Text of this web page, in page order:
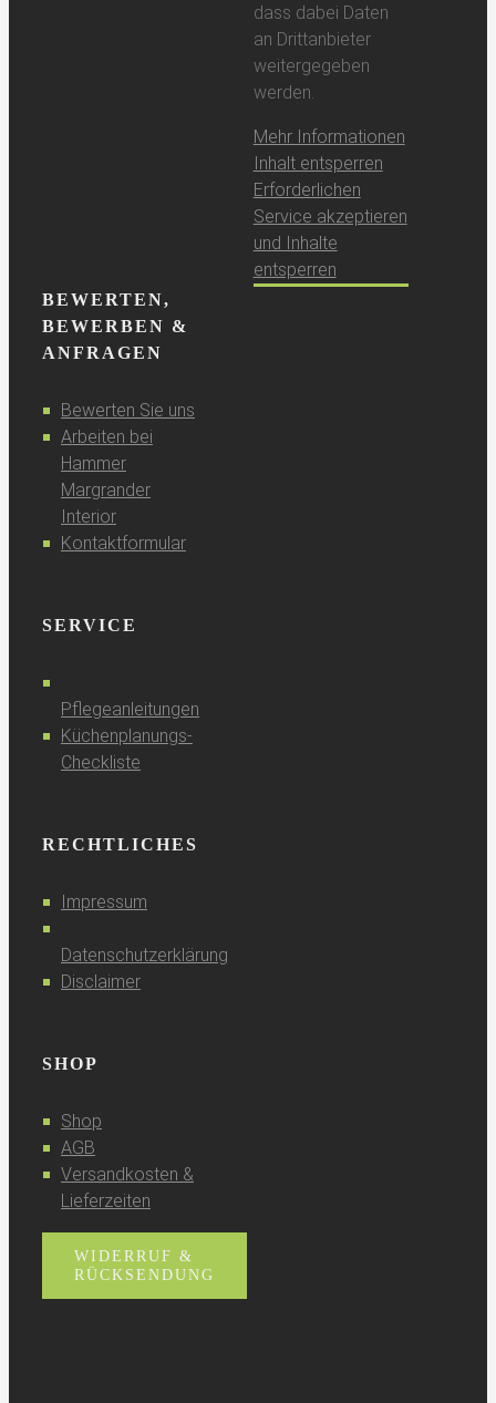
dass dabei Daten
an Drittanbieter
weitergegeben
werden.
Mehr Informationen
Inhalt entsperren
Erforderlichen
Service akzeptieren
und Inhalte
entsperren
BEWERTEN,
BEWERBEN &
ANFRAGEN
Bewerten Sie uns
Arbeiten bei
Hammer
Margrander
Interior
Kontaktformular
SERVICE
Pflegeanleitungen
Küchenplanungs-
Checkliste
RECHTLICHES
Impressum
Datenschutzerklärung
Disclaimer
SHOP
Shop
AGB
Versandkosten &
Lieferzeiten
WIDERRUF &
RÜCKSENDUNG